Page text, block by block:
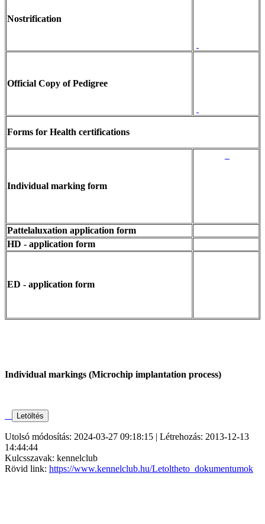
Nostrification
Official Copy of Pedigree
Forms for Health certifications
Individual marking form
Pattelaluxation application form
HD - application form
ED - application form
Individual markings (Microchip implantation process)
Utolsó módosítás: 2024-03-27 09:18:15 | Létrehozás: 2013-12-13
14:44:44
Kulcsszavak: kennelclub
Rövid link: https://www.kennelclub.hu/Letoltheto_dokumentumok